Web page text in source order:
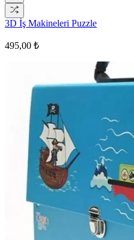
3D İş Makineleri Puzzle
495,00 ₺